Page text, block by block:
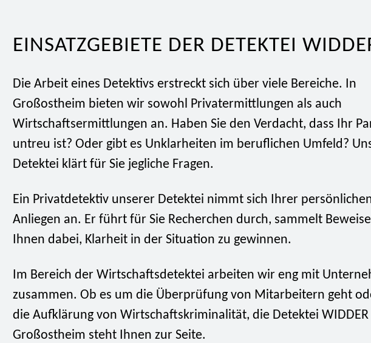
EINSATZGEBIETE DER DETEKTEI
Die Arbeit eines Detektivs erstreckt sich über viele Bereiche. In
Großostheim bieten wir sowohl Privatermittlungen als auch
Wirtschaftsermittlungen an. Haben Sie den Verdacht, dass Ihr
untreu ist? Oder gibt es Unklarheiten im beruflichen Umfeld?
Detektei klärt für Sie jegliche Fragen.
Ein Privatdetektiv unserer Detektei nimmt sich Ihrer
Anliegen an. Er führt für Sie Recherchen durch, sammelt
Ihnen dabei, Klarheit in der Situation zu gewinnen.
Im Bereich der Wirtschaftsdetektei arbeiten wir eng mit
zusammen. Ob es um die Überprüfung von Mitarbeitern geht
die Aufklärung von Wirtschaftskriminalität, die Detektei WIDDER
Großostheim steht Ihnen zur Seite.